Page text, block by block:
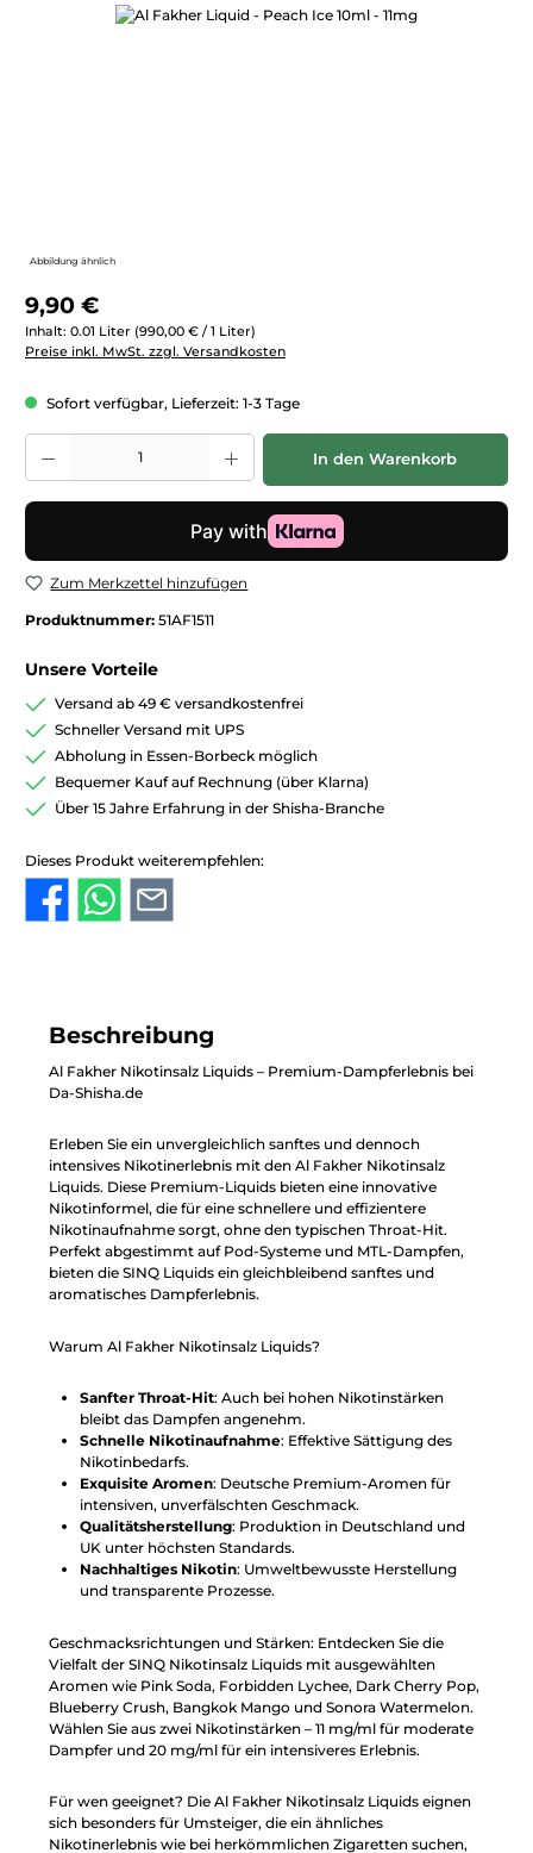
Bildergalerie überspringen
Abbildung ähnlich
Regulärer Preis:
9,90 €
Inhalt: 0.01 Liter (990,00 € / 1 Liter)
Preise inkl. MwSt. zzgl. Versandkosten
Sofort verfügbar, Lieferzeit: 1-3 Tage
Produkt Anzahl: Gib den gewünschten Wert ein oder benutze die
In den Warenkorb
Zum Merkzettel hinzufügen
Produktnummer: 51AF1511
Unsere Vorteile
Versand ab 49 € versandkostenfrei
Schneller Versand mit UPS
Abholung in Essen-Borbeck möglich
Bequemer Kauf auf Rechnung (über Klarna)
Über 15 Jahre Erfahrung in der Shisha-Branche
Dieses Produkt weiterempfehlen:
Beschreibung
Al Fakher Nikotinsalz Liquids – Premium-Dampferlebnis bei
Da-Shisha.de
Erleben Sie ein unvergleichlich sanftes und dennoch
intensives Nikotinerlebnis mit den Al Fakher Nikotinsalz
Liquids. Diese Premium-Liquids bieten eine innovative
Nikotinformel, die für eine schnellere und effizientere
Nikotinaufnahme sorgt, ohne den typischen Throat-Hit.
Perfekt abgestimmt auf Pod-Systeme und MTL-Dampfen,
bieten die SINQ Liquids ein gleichbleibend sanftes und
aromatisches Dampferlebnis.
Warum Al Fakher Nikotinsalz Liquids?
Sanfter Throat-Hit: Auch bei hohen Nikotinstärken
bleibt das Dampfen angenehm.
Schnelle Nikotinaufnahme: Effektive Sättigung des
Nikotinbedarfs.
Exquisite Aromen: Deutsche Premium-Aromen für
intensiven, unverfälschten Geschmack.
Qualitätsherstellung: Produktion in Deutschland und
UK unter höchsten Standards.
Nachhaltiges Nikotin: Umweltbewusste Herstellung
und transparente Prozesse.
Geschmacksrichtungen und Stärken: Entdecken Sie die
Vielfalt der SINQ Nikotinsalz Liquids mit ausgewählten
Aromen wie Pink Soda, Forbidden Lychee, Dark Cherry Pop,
Blueberry Crush, Bangkok Mango und Sonora Watermelon.
Wählen Sie aus zwei Nikotinstärken – 11 mg/ml für moderate
Dampfer und 20 mg/ml für ein intensiveres Erlebnis.
Für wen geeignet? Die Al Fakher Nikotinsalz Liquids eignen
sich besonders für Umsteiger, die ein ähnliches
Nikotinerlebnis wie bei herkömmlichen Zigaretten suchen,